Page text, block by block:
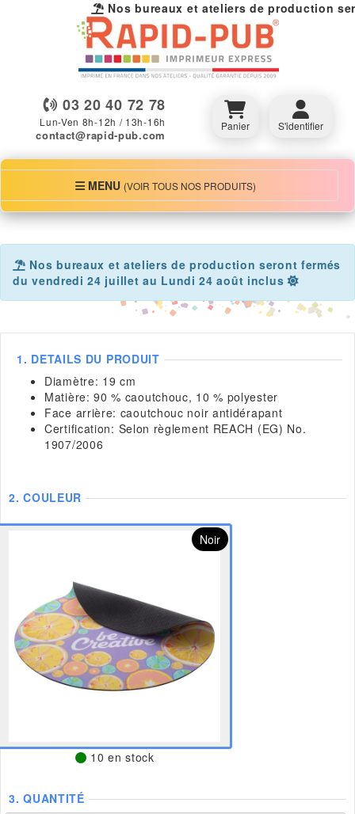
Nos bureaux et ateliers de production
03 20 40 72 78
Lun-Ven 8h-12h / 13h-16h
contact@rapid-pub.com
Panier S'identifier
MENU
MENU (VOIR TOUS NOS PRODUITS)
Nos bureaux et ateliers de production seront fermés
du vendredi 24 juillet au Lundi 24 août inclus
1. DETAILS DU PRODUIT
Diamètre: 19 cm
Matière: 90 % caoutchouc, 10 % polyester
Face arrière: caoutchouc noir antidérapant
Certification: Selon règlement REACH (EG) No.
1907/2006
2. COULEUR
Noir
10 en stock
3. QUANTITÉ